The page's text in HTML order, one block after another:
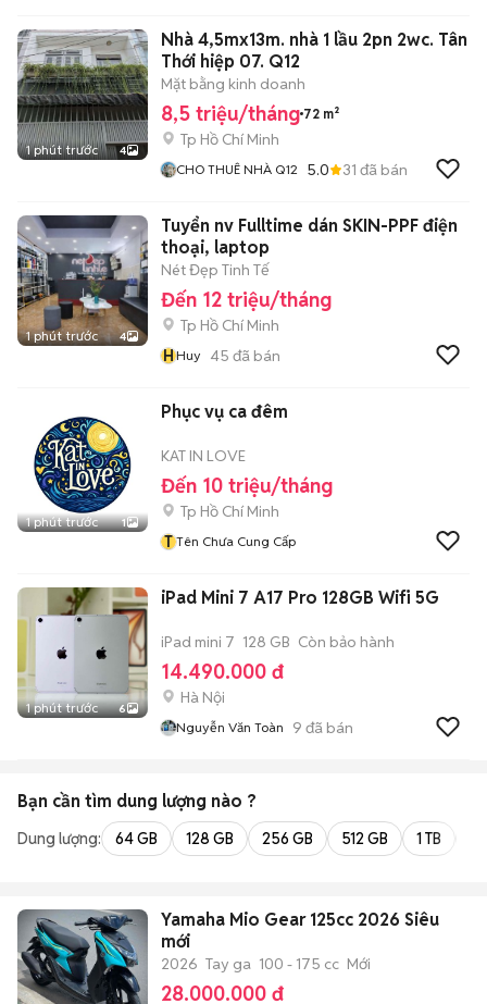
1 phút trước 4
Nhà 4,5mx13m. nhà 1 lầu 2pn 2wc. Tân
Thới hiệp 07. Q12
Mặt bằng kinh doanh
8,5 triệu/tháng 72 m²
Tp Hồ Chí Minh
CHO THUÊ NHÀ Q12 5.0 31 đã bán
1 phút trước 4
Tuyển nv Fulltime dán SKIN-PPF điện
thoại, laptop
Nét Đẹp Tinh Tế
Đến 12 triệu/tháng
Tp Hồ Chí Minh
HHuy 45 đã bán
1 phút trước 1
Phục vụ ca đêm
KAT IN LOVE
Đến 10 triệu/tháng
Tp Hồ Chí Minh
T Tên Chưa Cung Cấp
1 phút trước 6
iPad Mini 7 A17 Pro 128GB Wifi 5G
iPad mini 7 128 GB Còn bảo hành
14.490.000 đ
Hà Nội
Nguyễn Văn Toàn 9 đã bán
Bạn cần tìm dung lượng nào ?
Dung lượng: 64 GB 128 GB 256 GB 512 GB 1 TB
Yamaha Mio Gear 125cc 2026 Siêu
mới
2026 Tay ga 100 - 175 cc Mới
28.000.000 đ